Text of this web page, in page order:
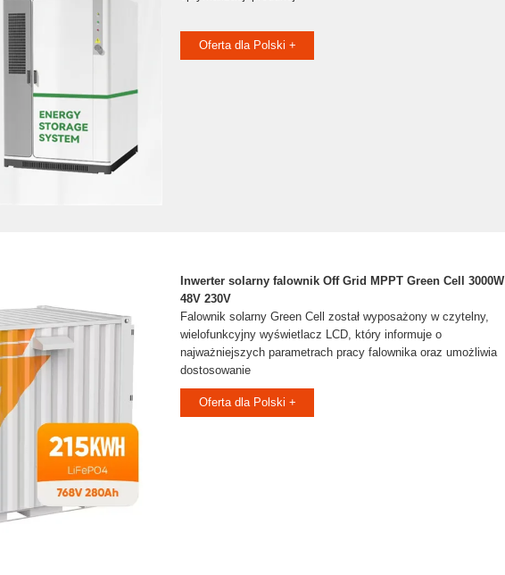
Oferta dla Polski +
Inwerter solarny falownik Off Grid MPPT Green Cell 3000W
48V 230V
Falownik solarny Green Cell został wyposażony w czytelny,
wielofunkcyjny wyświetlacz LCD, który informuje o
najważniejszych parametrach pracy falownika oraz umożliwia
dostosowanie
Oferta dla Polski +